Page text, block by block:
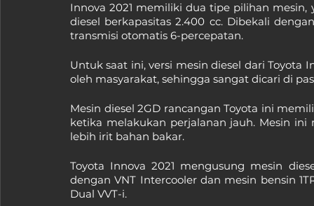
Innova 2021 memiliki dua tipe pilihan
diesel berkapasitas 2.400 cc. Dibekali
transmisi otomatis 6-percepatan.
Untuk saat ini, versi mesin diesel dari Toyota
oleh masyarakat, sehingga sangat dicari di
Mesin diesel 2GD rancangan Toyota ini
ketika melakukan perjalanan jauh. Mesin
lebih irit bahan bakar.
Toyota Innova 2021 mengusung mesin
dengan VNT Intercooler dan mesin bensin
Dual VVT-i.